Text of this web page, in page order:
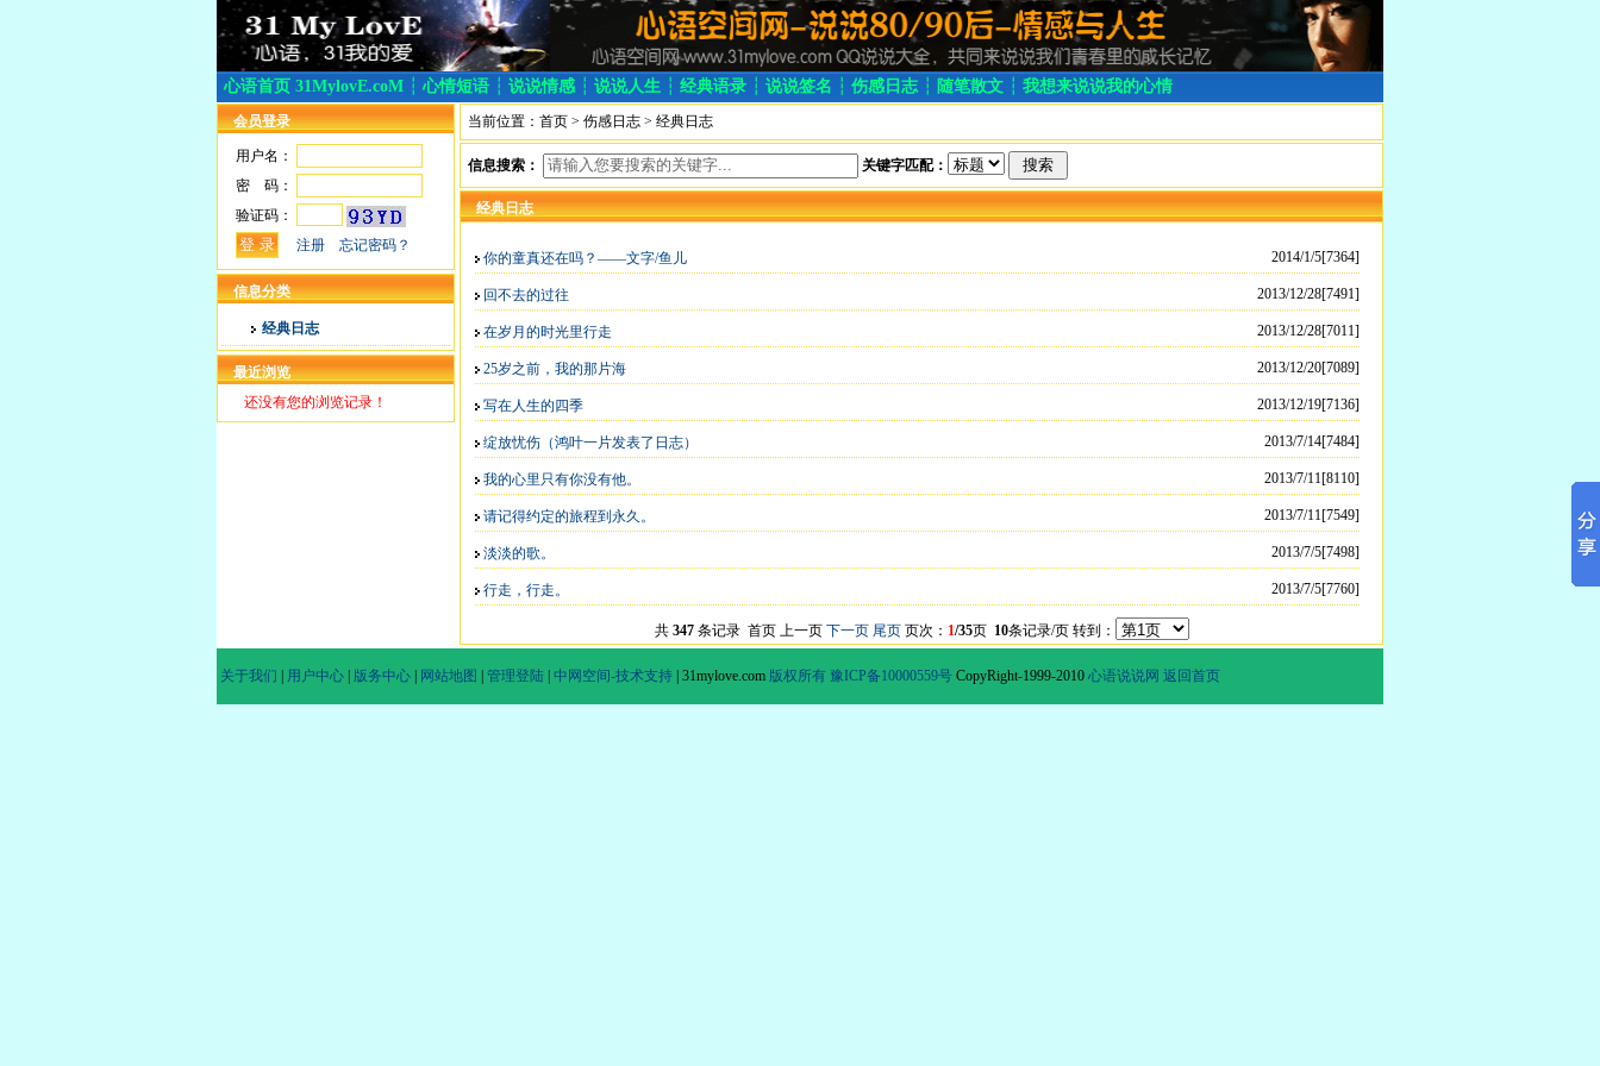
心语首页 31MylovE.coM ┆ 心情短语 ┆ 说说情感 ┆ 说说人生 ┆ 经典语录 ┆ 说说签名 ┆ 伤感日志 ┆ 随笔散文 ┆ 我想来说说我的心情
会员登录
用户名：
密 码：
验证码：
注册
忘记密码？
信息分类
经典日志
最近浏览
还没有您的浏览记录！
当前位置： 首页 > 伤感日志 > 经典日志
信息搜索： 关键字匹配：
经典日志
你的童真还在吗？——文字/鱼儿 2014/1/5[7364]
回不去的过往 2013/12/28[7491]
在岁月的时光里行走 2013/12/28[7011]
25岁之前，我的那片海 2013/12/20[7089]
写在人生的四季 2013/12/19[7136]
绽放忧伤（鸿叶一片发表了日志） 2013/7/14[7484]
我的心里只有你没有他。 2013/7/11[8110]
请记得约定的旅程到永久。 2013/7/11[7549]
淡淡的歌。 2013/7/5[7498]
行走，行走。 2013/7/5[7760]
共 347条记录 首页 上一页 下一页 尾页页次： 1/35页 10条记录/页 转到：
关于我们 用户中心 版务中心 网站地图 管理登陆 中网空间-技术支持 31mylove.com 版权所有 豫ICP备10000559号 CopyRight-1999-2010 心语说说网 返回首页